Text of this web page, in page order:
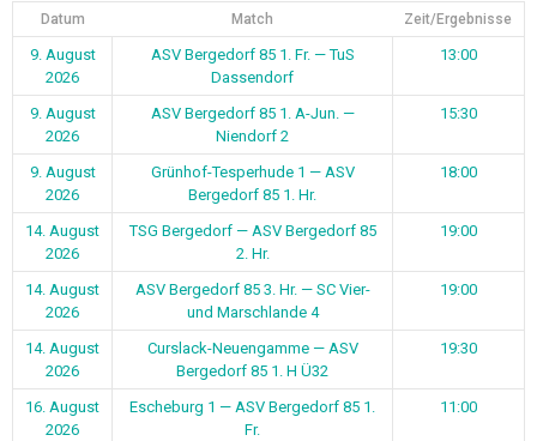
Datum Match Zeit/Ergebnisse
9. August
2026
ASV Bergedorf 85 1. Fr. — TuS
Dassendorf
13:00
9. August
2026
ASV Bergedorf 85 1. A-Jun. —
Niendorf 2
15:30
9. August
2026
Grünhof-Tesperhude 1 — ASV
Bergedorf 85 1. Hr.
18:00
14. August
2026
TSG Bergedorf — ASV Bergedorf 85
2. Hr.
19:00
14. August
2026
ASV Bergedorf 85 3. Hr. — SC Vier-
und Marschlande 4
19:00
14. August
2026
Curslack-Neuengamme — ASV
Bergedorf 85 1. H Ü32
19:30
16. August
2026
Escheburg 1 — ASV Bergedorf 85 1.
Fr.
11:00